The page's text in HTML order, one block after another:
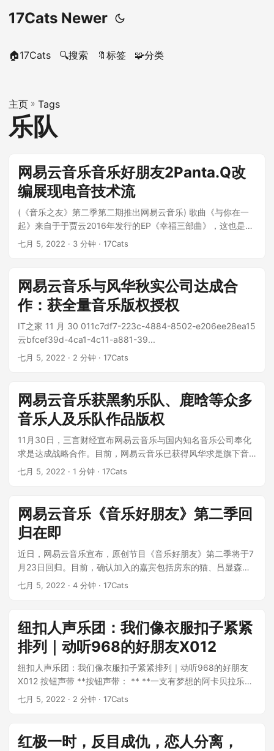
17Cats Newer
🏠17Cats 🔍搜索 🔖标签 🧩分类
主页 » Tags
乐队
网易云音乐音乐好朋友2Panta.Q改
编展现电音技术流
(《音乐之友》第二季第二期推出网易云音乐) 歌曲《与你在一
起》来自于于贾云2016年发行的EP《幸福三部曲》，这也是他
的r&；B情歌的...
七月 5, 2022 · 3 分钟 · 17Cats
网易云音乐与风华秋实公司达成合
作：获全量音乐版权授权
IT之家 11 月 30 011c7df7-223c-4884-8502-e206ee28ea15
云bfcef39d-4ca1-4c11-a881-39...
七月 5, 2022 · 2 分钟 · 17Cats
网易云音乐获黑豹乐队、鹿晗等众多
音乐人及乐队作品版权
11月30日，三言财经宣布网易云音乐与国内知名音乐公司奉化
求是达成战略合作。目前，网易云音乐已获得风华求是旗下音
乐版权的全面授权。奉化求是拥...
七月 5, 2022 · 1 分钟 · 17Cats
网易云音乐《音乐好朋友》第二季回
归在即
近日，网易云音乐宣布，原创节目《音乐好朋友》第二季将于7
月23日回归。目前，确认加入的嘉宾包括房东的猫、吕显森乐
队、唐迎风、傅毅、余家云和潘...
七月 5, 2022 · 4 分钟 · 17Cats
纽扣人声乐团：我们像衣服扣子紧紧
排列｜动听968的好朋友X012
纽扣人声乐团：我们像衣服扣子紧紧排列｜动听968的好朋友
X012 按钮声带 **按钮声带： ** **一支有梦想的阿卡贝拉乐
队，六位个性鲜明、风格各异...
七月 5, 2022 · 2 分钟 · 17Cats
红极一时，反目成仇，恋人分离，